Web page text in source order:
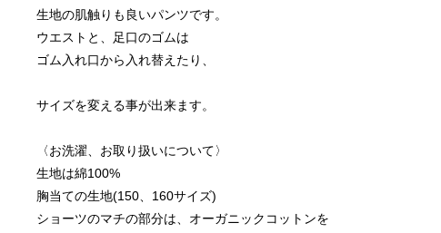
生地の肌触りも良いパンツです。
ウエストと、足口のゴムは
サイズを変える事が出来ます。
〈お洗濯、お取り扱いについて〉
生地は綿100%
胸当ての生地(150、160サイズ)
ショーツのマチの部分は、オーガニックコットンを